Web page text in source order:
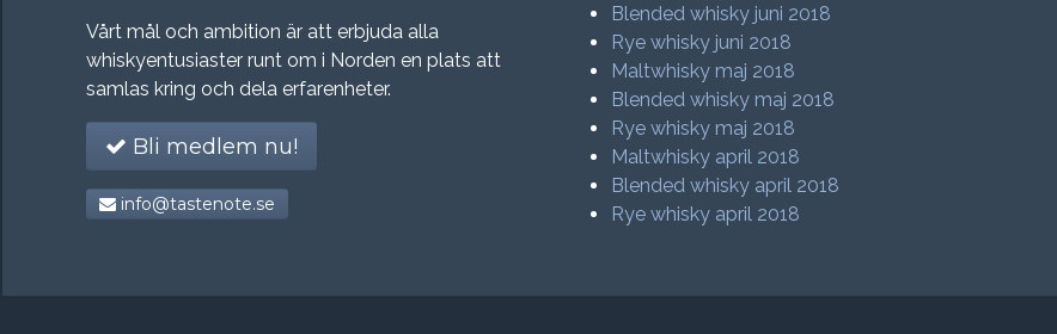
Vårt mål och ambition är att erbjuda alla
whiskyentusiaster runt om i Norden en plats att
samlas kring och dela erfarenheter.
Bli medlem nu!
info@tastenote.se
Blended whisky juni 2018
Rye whisky juni 2018
Maltwhisky maj 2018
Blended whisky maj 2018
Rye whisky maj 2018
Maltwhisky april 2018
Blended whisky april 2018
Rye whisky april 2018